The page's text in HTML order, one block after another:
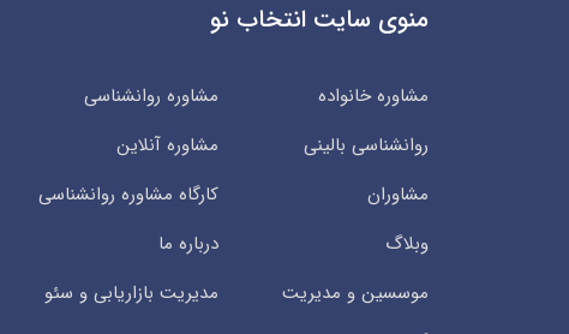
منوی سایت انتخاب نو
مشاوره خانواده
مشاوره روانشناسی
روانشناسی بالینی
مشاوره آنلاین
مشاوران
کارگاه مشاوره روانشناسی
وبلاگ
درباره ما
موسسین و مدیریت
مدیریت بازاریابی و سئو